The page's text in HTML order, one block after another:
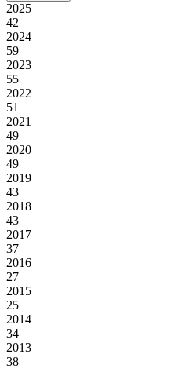
2025
42
2024
59
2023
55
2022
51
2021
49
2020
49
2019
43
2018
43
2017
37
2016
27
2015
25
2014
34
2013
38